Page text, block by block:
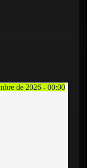
de 2026 - 00:00